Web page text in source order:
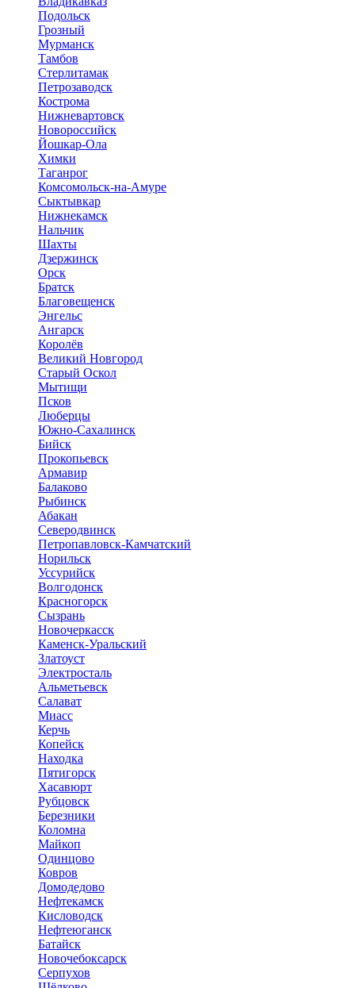
Подольск
Грозный
Мурманск
Тамбов
Стерлитамак
Петрозаводск
Кострома
Нижневартовск
Новороссийск
Йошкар-Ола
Химки
Таганрог
Комсомольск-на-Амуре
Сыктывкар
Нижнекамск
Нальчик
Шахты
Дзержинск
Орск
Братск
Благовещенск
Энгельс
Ангарск
Королёв
Великий Новгород
Старый Оскол
Мытищи
Псков
Люберцы
Южно-Сахалинск
Бийск
Прокопьевск
Армавир
Балаково
Рыбинск
Абакан
Северодвинск
Петропавловск-Камчатский
Норильск
Уссурийск
Волгодонск
Красногорск
Сызрань
Новочеркасск
Каменск-Уральский
Златоуст
Электросталь
Альметьевск
Салават
Миасс
Керчь
Копейск
Находка
Пятигорск
Хасавюрт
Рубцовск
Березники
Коломна
Майкоп
Одинцово
Ковров
Домодедово
Нефтекамск
Кисловодск
Нефтеюганск
Батайск
Новочебоксарск
Серпухов